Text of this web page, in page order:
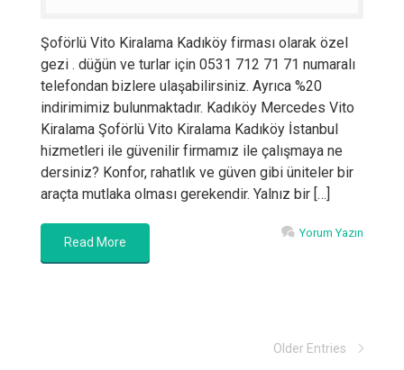
Şoförlü Vito Kiralama Kadıköy firması olarak özel
gezi . düğün ve turlar için 0531 712 71 71 numaralı
telefondan bizlere ulaşabilirsiniz. Ayrıca %20
indirimimiz bulunmaktadır. Kadıköy Mercedes Vito
Kiralama Şoförlü Vito Kiralama Kadıköy İstanbul
hizmetleri ile güvenilir firmamız ile çalışmaya ne
dersiniz? Konfor, rahatlık ve güven gibi üniteler bir
araçta mutlaka olması gerekendir. Yalnız bir […]
Read More
Yorum Yazın
Older Entries